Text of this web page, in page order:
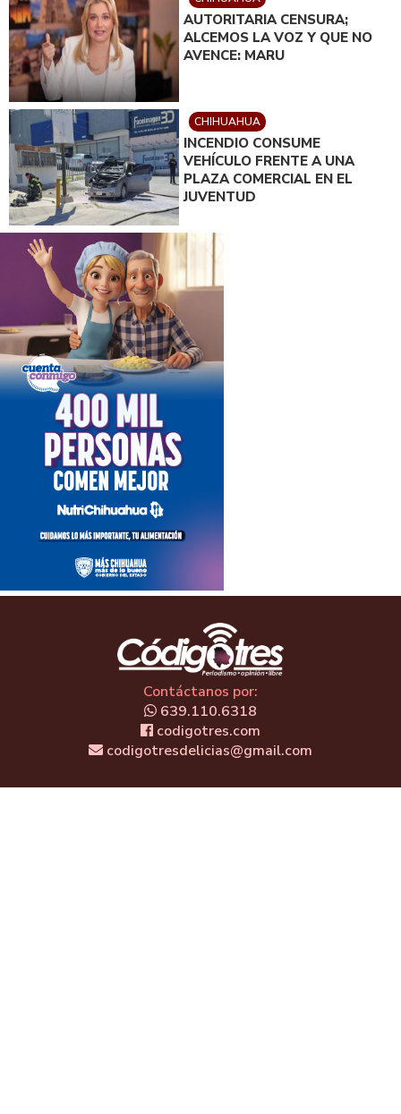
AUTORITARIA CENSURA;
ALCEMOS LA VOZ Y QUE NO
AVENCE: MARU
CHIHUAHUA
INCENDIO CONSUME
VEHÍCULO FRENTE A UNA
PLAZA COMERCIAL EN EL
JUVENTUD
Contáctanos por:
639.110.6318
codigotres.com
codigotresdelicias@gmail.com